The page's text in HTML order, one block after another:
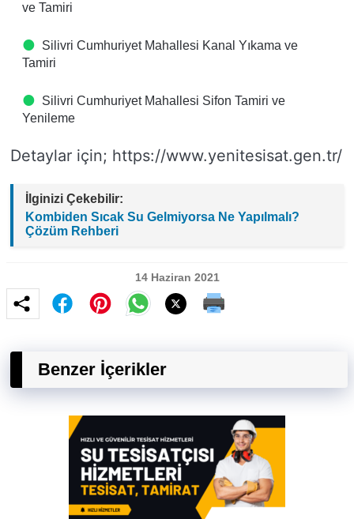
ve Tamiri
Silivri Cumhuriyet Mahallesi Kanal Yıkama ve
Tamiri
Silivri Cumhuriyet Mahallesi Sifon Tamiri ve
Yenileme
Detaylar için; https://www.yenitesisat.gen.tr/
İlginizi Çekebilir:
Kombiden Sıcak Su Gelmiyorsa Ne Yapılmalı?
Çözüm Rehberi
14 Haziran 2021
Benzer İçerikler